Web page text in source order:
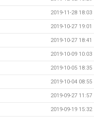
2019-11-28 18:03
2019-10-27 19:01
2019-10-27 18:41
2019-10-09 10:03
2019-10-05 18:35
2019-10-04 08:55
2019-09-27 11:57
2019-09-19 15:32